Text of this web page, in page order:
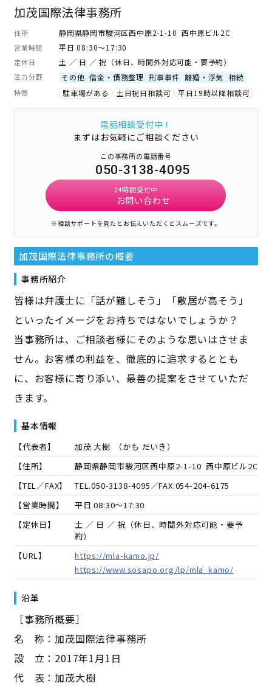
加茂国際法律事務所
住所 静岡県静岡市駿河区西中原2-1-10 西中原ビル2C
営業時間 平日 08:30～17:30
定休日 土 ／ 日 ／ 祝（休日、時間外対応可能・要予約）
注力分野 その他 借金・債務整理 刑事事件 離婚・浮気 相続
特徴 駐車場がある 土日祝日相談可 平日19時以降相談可
電話相談受付中！
まずはお気軽にご相談ください
この事務所の電話番号
050-3138-4095
24時間受付中
お問い合わせ
※相談サポートを見たとお伝えいただくとスムーズです。
加茂国際法律事務所の概要
事務所紹介
皆様は弁護士に「話が難しそう」「敷居が高そう」
といったイメージをお持ちではないでしょうか？
当事務所は、ご相談者様にそのような思いはさせま
せん。お客様の利益を、徹底的に追求するととも
に、お客様に寄り添い、最善の提案をさせていただ
きます。
基本情報
【代表者】 加茂 大樹 （かも だいき）
【住所】
静岡県静岡市駿河区西中原2-1-10 西中原ビル2C
【TEL／FAX】
TEL.050-3138-4095／FAX.054-204-6175
【営業時間】
平日 08:30～17:30
【定休日】
土 ／ 日 ／ 祝（休日、時間外対応可能・要予
約）
【URL】
https://mla-kamo.jp/
https://www.sosapo.org/lp/mla_kamo/
沿革
［事務所概要］
名 称：加茂国際法律事務所
設 立：2017年1月1日
代 表：加茂大樹